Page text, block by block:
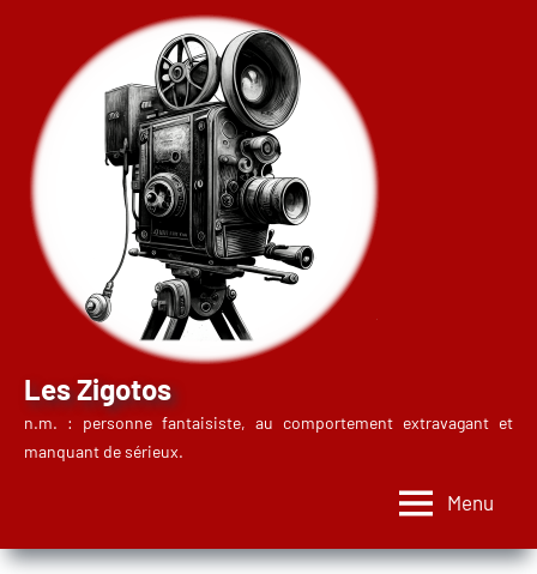
contenu
Les Zigotos
n.m. : personne fantaisiste, au comportement extravagant et
manquant de sérieux.
Menu